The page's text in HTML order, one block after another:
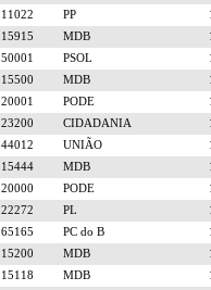
11022 PP
15915 MDB
50001 PSOL
15500 MDB
20001 PODE
23200 CIDADANIA
44012 UNIÃO
15444 MDB
20000 PODE
22272 PL
65165 PC do B
15200 MDB
15118 MDB